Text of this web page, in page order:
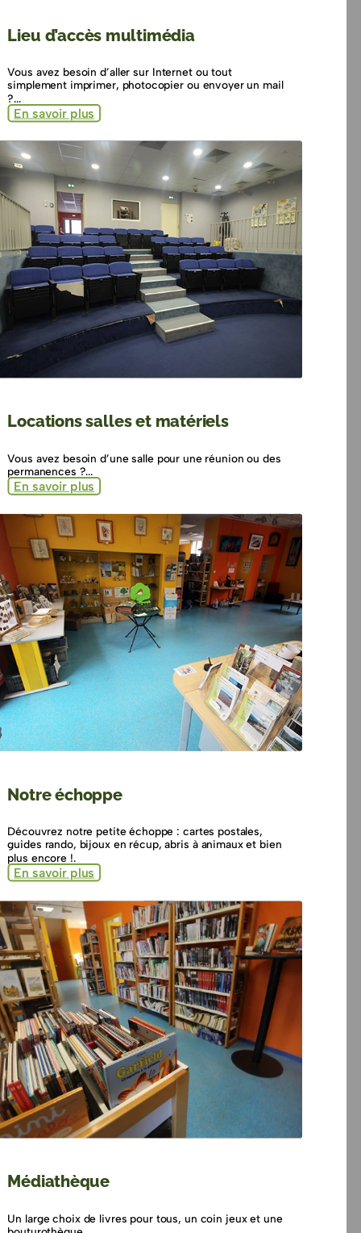
Lieu d’accès multimédia
Vous avez besoin d’aller sur Internet ou tout
simplement imprimer, photocopier ou envoyer un mail
?...
En savoir plus
Locations salles et matériels
Vous avez besoin d’une salle pour une réunion ou des
permanences ?...
En savoir plus
Notre échoppe
Découvrez notre petite échoppe : cartes postales,
guides rando, bijoux en récup, abris à animaux et bien
plus encore !.
En savoir plus
Médiathèque
Un large choix de livres pour tous, un coin jeux et une